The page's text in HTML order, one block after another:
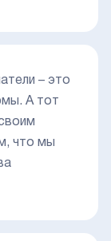
– это
А тот
что мы